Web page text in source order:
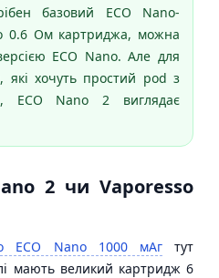
базовий ECO Nano-
0.6 Ом картриджа, можна
ECO Nano. Але для
які хочуть простий pod з
ECO Nano 2 виглядає
2 чи Vaporesso
ECO Nano 1000 мАгтут
мають великий картридж 6